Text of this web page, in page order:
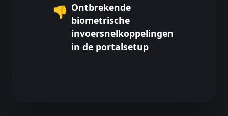
👎 Ontbrekende
biometrische
invoersnelkoppelingen
in de portalsetup